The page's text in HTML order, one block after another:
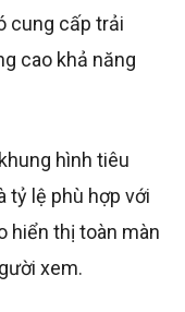
cung cấp trải
cao khả năng
hình tiêu
tỷ lệ phù hợp với
hiển thị toàn màn
xem.